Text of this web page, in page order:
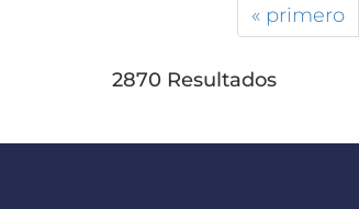
« primero
2870 Resultados